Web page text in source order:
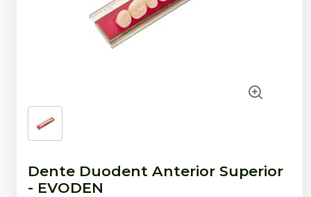
Dente Duodent Anterior Superior
- EVODEN